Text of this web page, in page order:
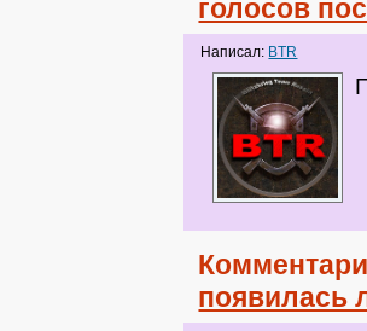
голосов
Написал: BTR
появилась